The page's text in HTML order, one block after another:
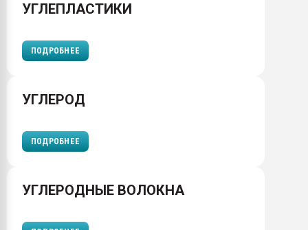
УГЛЕПЛАСТИКИ
ПОДРОБНЕЕ
УГЛЕРОД
ПОДРОБНЕЕ
УГЛЕРОДНЫЕ ВОЛОКНА